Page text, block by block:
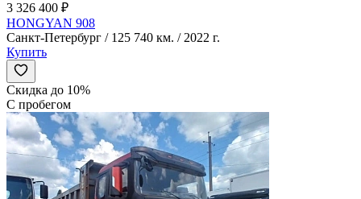
3 326 400 ₽
HONGYAN 908
Санкт-Петербург / 125 740 км. / 2022 г.
Купить
Скидка до 10%
С пробегом